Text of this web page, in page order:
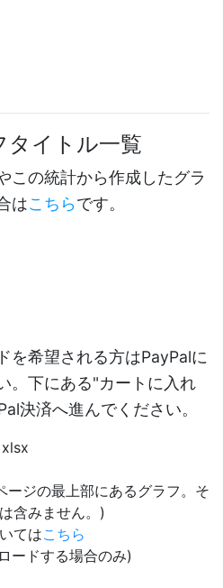
タイトル一覧
この統計から作成したグラ
はこちらです。
を希望される方はPayPalに
。下にある"カートに入れ
決済へ進んでください。
ージの最上部にあるグラフ。そ
含みません。)
てはこちら
ードする場合のみ)